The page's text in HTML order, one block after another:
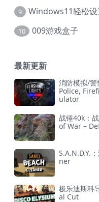
9 Windows11轻松
10 009游戏盒子
最新更新
消防模拟/
Police,
ulator
战锤40k：
of War –
S.A.N.D.Y.
ner
极乐迪斯科
al Cut